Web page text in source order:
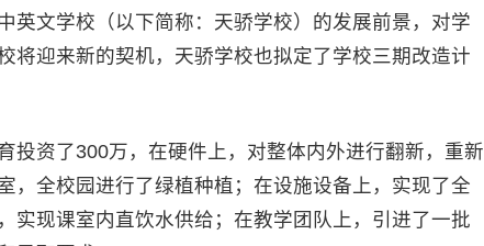
英文学校（以下简称：天骄学校）的发展前景，对学
将迎来新的契机，天骄学校也拟定了学校三期改造计
资了300万，在硬件上，对整体内外进行翻新，重新
，全校园进行了绿植种植；在设施设备上，实现了全
实现课室内直饮水供给；在教学团队上，引进了一批